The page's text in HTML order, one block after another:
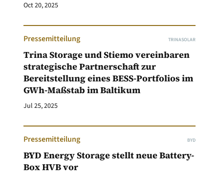
Oct 20, 2025
Pressemitteilung TRINASOLAR
Trina Storage und Stiemo vereinbaren
strategische Partnerschaft zur
Bereitstellung eines BESS-Portfolios im
GWh-Maßstab im Baltikum
Jul 25, 2025
Pressemitteilung BYD
BYD Energy Storage stellt neue Battery-
Box HVB vor